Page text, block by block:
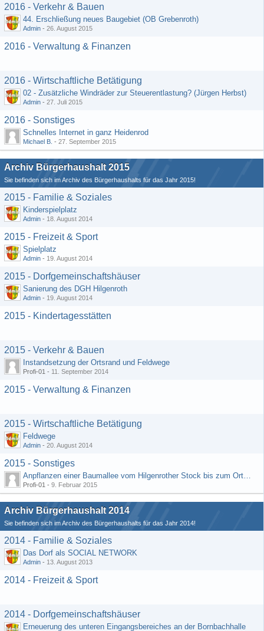
2016 - Verkehr & Bauen
44. Erschließung neues Baugebiet (OB Grebenroth)
Admin - 26. August 2015
2016 - Verwaltung & Finanzen
2016 - Wirtschaftliche Betätigung
02 - Zusätzliche Windräder zur Steuerentlastung? (Jürgen Herbst)
Admin - 27. Juli 2015
2016 - Sonstiges
Schnelles Internet in ganz Heidenrod
Michael B. - 27. September 2015
Archiv Bürgerhaushalt 2015
Sie befinden sich im Archiv des Bürgerhaushalts für das Jahr 2015!
2015 - Familie & Soziales
Kinderspielplatz
Admin - 18. August 2014
2015 - Freizeit & Sport
Spielplatz
Admin - 19. August 2014
2015 - Dorfgemeinschaftshäuser
Sanierung des DGH Hilgenroth
Admin - 19. August 2014
2015 - Kindertagesstätten
2015 - Verkehr & Bauen
Instandsetzung der Ortsrand und Feldwege
Profi-01 - 11. September 2014
2015 - Verwaltung & Finanzen
2015 - Wirtschaftliche Betätigung
Feldwege
Admin - 20. August 2014
2015 - Sonstiges
Anpflanzen einer Baumallee vom Hilgenrother Stock bis zum Ortseingang
Profi-01 - 9. Februar 2015
Archiv Bürgerhaushalt 2014
Sie befinden sich im Archiv des Bürgerhaushalts für das Jahr 2014!
2014 - Familie & Soziales
Das Dorf als SOCIAL NETWORK
Admin - 13. August 2013
2014 - Freizeit & Sport
2014 - Dorfgemeinschaftshäuser
Erneuerung des unteren Eingangsbereiches an der Bornbachhalle